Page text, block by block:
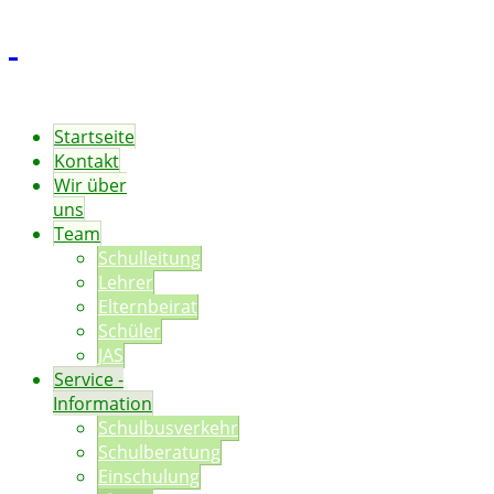
Startseite
Kontakt
Wir über
uns
Team
Schulleitung
Lehrer
Elternbeirat
Schüler
JAS
Service -
Information
Schulbusverkehr
Schulberatung
Einschulung